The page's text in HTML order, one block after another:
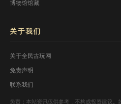
博物馆馆藏
关于我们
关于全民古玩网
免责声明
联系我们
免责：本站资讯仅供参考，不构成投资建议。